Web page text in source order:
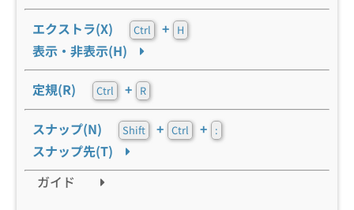
エクストラ(X) Ctrl + H
表示・非表示(H)
定規(R) Ctrl + R
スナップ(N) Shift + Ctrl + :
スナップ先(T)
ガイド